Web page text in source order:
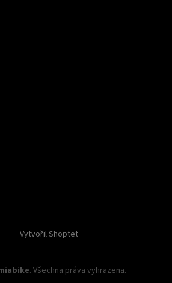
Vytvořil Shoptet
. Všechna práva vyhrazena.